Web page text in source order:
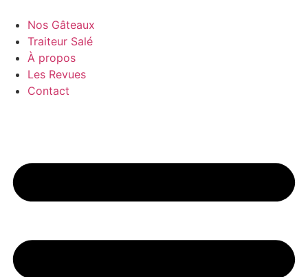
contenu
Nos Gâteaux
Traiteur Salé
À propos
Les Revues
Contact